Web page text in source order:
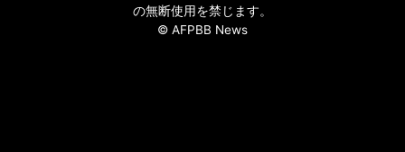
の無断使用を禁じます。
© AFPBB News